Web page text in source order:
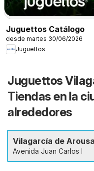
Juguettos Catálogo
desde martes 30/06/2026
Juguettos
Juguettos
Tiendas en la
alrededores
Vilagarcía de Arousa
Avenida Juan Carlos I